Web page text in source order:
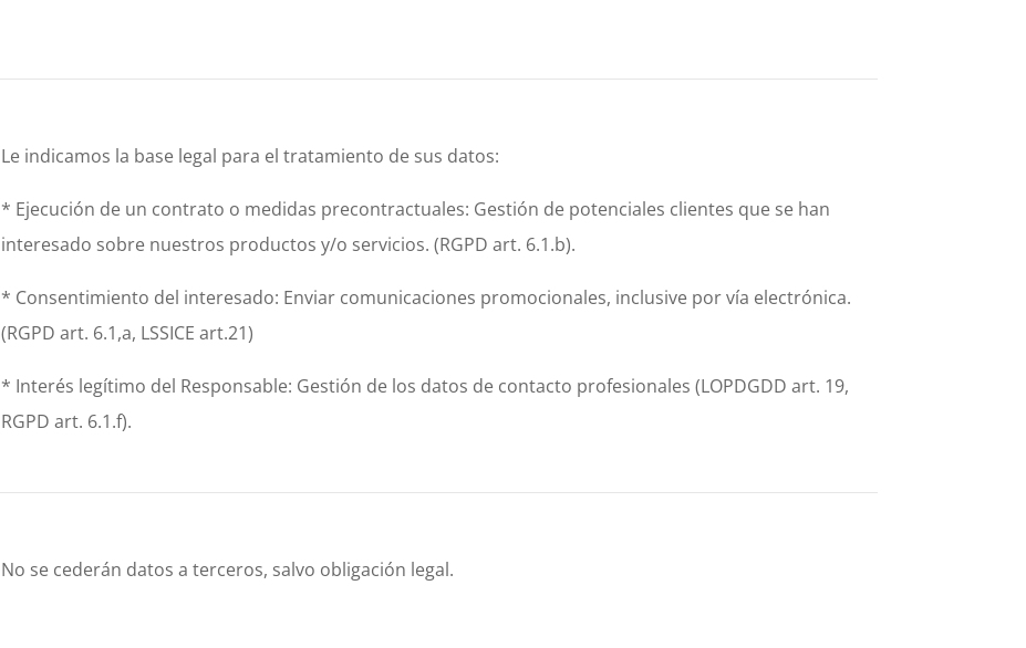
Le indicamos la base legal para el tratamiento de sus datos:
* Ejecución de un contrato o medidas precontractuales: Gestión de potenciales clientes que se han
interesado sobre nuestros productos y/o servicios. (RGPD art. 6.1.b).
* Consentimiento del interesado: Enviar comunicaciones promocionales, inclusive por vía electrónica.
(RGPD art. 6.1,a, LSSICE art.21)
* Interés legítimo del Responsable: Gestión de los datos de contacto profesionales (LOPDGDD art. 19,
RGPD art. 6.1.f).
No se cederán datos a terceros, salvo obligación legal.